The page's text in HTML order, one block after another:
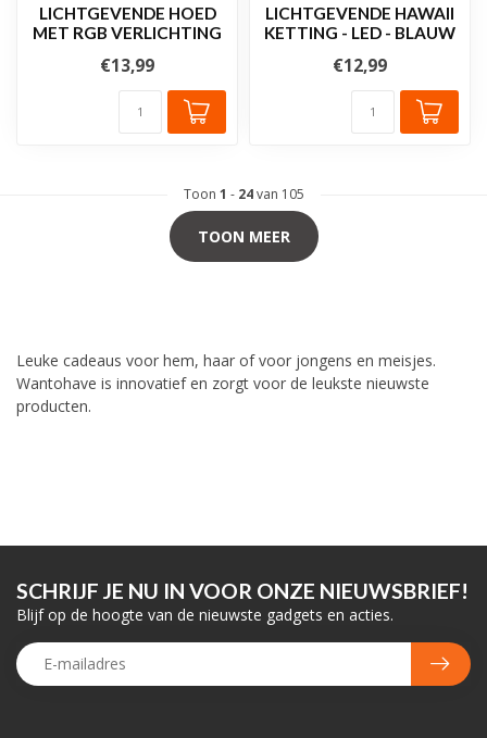
LICHTGEVENDE HOED
MET RGB VERLICHTING
€13,99
LICHTGEVENDE HAWAII
KETTING - LED - BLAUW
€12,99
Toon 1 - 24van 105
TOON MEER
Leuke cadeaus voor hem, haar of voor jongens en meisjes.
Wantohave is innovatief en zorgt voor de leukste nieuwste
producten.
SCHRIJF JE NU IN VOOR ONZE NIEUWSBRIEF!
Blijf op de hoogte van de nieuwste gadgets en acties.